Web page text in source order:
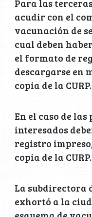
Para las
acudir con el
vacunación de
cual deben
el formato de
descargarse en
copia de la CURP.
En el caso de
interesados
registro
copia de la CURP.
La subdirectora
exhortó a la